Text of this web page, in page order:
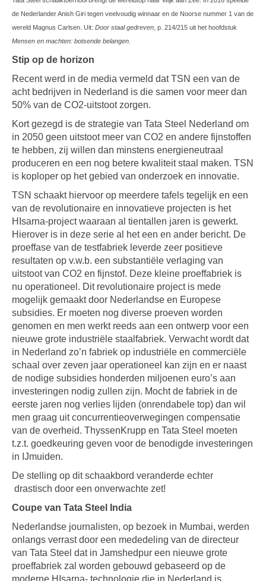
de Nederlander Anish Giri tegen veelvoudig winnaar en de Noorse nummer 1 van de
wereld Magnus Carlsen. Uit: Door staal gedreven , p. 214/215 uit het hoofdstuk
Mensen en machten: botsende belangen
Stip op de horizon
Recent werd in de media vermeld dat TSN een van de
acht bedrijven in Nederland is die samen voor meer dan
50% van de CO2-uitstoot zorgen.
Kort gezegd is de strategie van Tata Steel Nederland om
in 2050 geen uitstoot meer van CO2 en andere fijnstoffen
te hebben, zij willen dan minstens energieneutraal
produceren en een nog betere kwaliteit staal maken. TSN
is koploper op het gebied van onderzoek en innovatie.
TSN schaakt hiervoor op meerdere tafels tegelijk en een
van de revolutionaire en innovatieve projecten is het
HIsarna-project waaraan al tientallen jaren is gewerkt.
Hierover is in deze serie al het een en ander bericht. De
proeffase van de testfabriek leverde zeer positieve
resultaten op v.w.b. een substantiële verlaging van
uitstoot van CO2 en fijnstof. Deze kleine proeffabriek is
nu operationeel. Dit revolutionaire project is mede
mogelijk gemaakt door Nederlandse en Europese
subsidies. Er moeten nog diverse proeven worden
genomen en men werkt reeds aan een ontwerp voor een
nieuwe grote industriële staalfabriek. Verwacht wordt dat
in Nederland zo’n fabriek op industriële en commerciële
schaal over zeven jaar operationeel kan zijn en er naast
de nodige subsidies honderden miljoenen euro’s aan
investeringen nodig zullen zijn. Mocht de fabriek in de
eerste jaren nog verlies lijden (onrendabele top) dan wil
men graag uit concurrentieoverwegingen compensatie
van de overheid. ThyssenKrupp en Tata Steel moeten
t.z.t. goedkeuring geven voor de benodigde investeringen
in IJmuiden.
De stelling op dit schaakbord veranderde echter
drastisch door een onverwachte zet!
Coupe van Tata Steel India
Nederlandse journalisten, op bezoek in Mumbai, werden
onlangs verrast door een mededeling van de directeur
van Tata Steel dat in Jamshedpur een nieuwe grote
proeffabriek zal worden gebouwd gebaseerd op de
moderne HIsarna- technologie die in Nederland is